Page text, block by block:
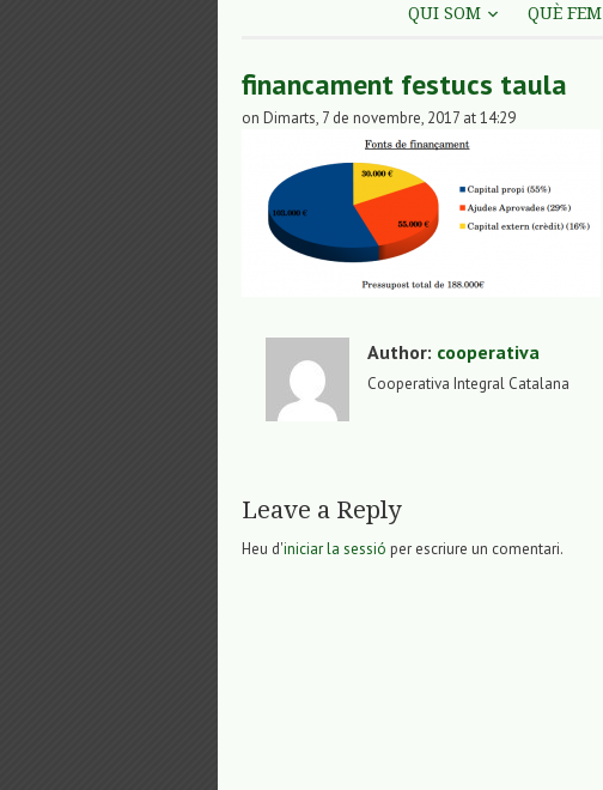
QUI SOM QUÈ FEM
financament festucs taula
on Dimarts, 7 de novembre, 2017 at 14:29
Author: cooperativa
Cooperativa Integral Catalana
Leave a Reply
Heu d'iniciar la sessió per escriure un comentari.